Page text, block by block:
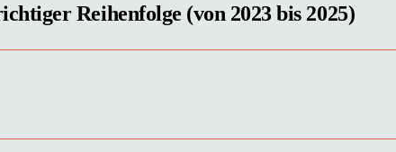
Reihenfolge (von 2023 bis 2025)